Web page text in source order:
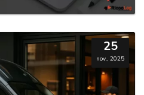
25
nov., 2025